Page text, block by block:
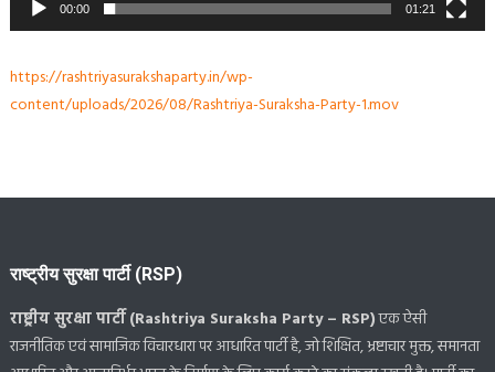
00:00 01:21
https://rashtriyasurakshaparty.in/wp-
content/uploads/2026/08/Rashtriya-Suraksha-Party-1.mov
राष्ट्रीय सुरक्षा पार्टी (RSP)
राष्ट्रीय सुरक्षा पार्टी (Rashtriya Suraksha Party – RSP)एक ऐसी
राजनीतिक एवं सामाजिक विचारधारा पर आधारित पार्टी है, जो शिक्षित, भ्रष्टाचार मुक्त, समानता